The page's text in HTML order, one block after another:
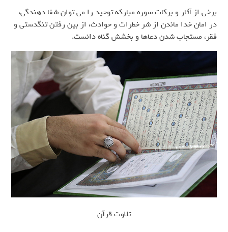
برخی از آثار و برکات سوره مبارکه توحید را می توان شفا دهندگی،
در امان خدا ماندن از شر خطرات و حوادث، از بین رفتن تنگدستی و
فقر، مستجاب شدن دعاها و بخشش گناه دانست.
تلاوت قرآن